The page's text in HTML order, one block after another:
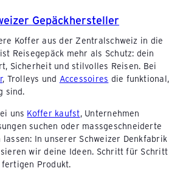
Gepäckhersteller
Koffer aus der Zentralschweiz in die
Reisegepäck mehr als Schutz: dein
Sicherheit und stilvolles Reisen. Bei
, Trolleys und Accessoires die funktional,
sind.
uns Koffer kaufst, Unternehmen
suchen oder massgeschneiderte
In unserer Schweizer Denkfabrik
wir deine Ideen. Schritt für Schritt
Produkt.